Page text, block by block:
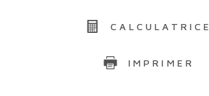
CALCULATRICE
IMPRIMER